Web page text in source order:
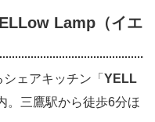
Lamp（イエ
ェアキッチン「 YELL
。三鷹駅から徒歩6分ほ